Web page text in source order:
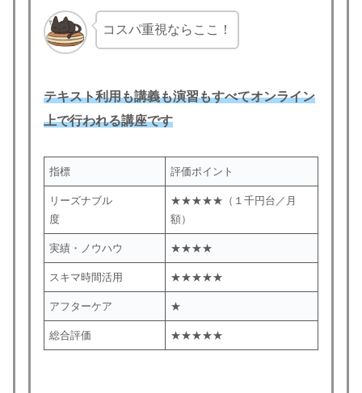
コスパ重視ならここ！
テキスト利用も講義も演習もすべてオンライン
上で行われる講座です
指標 評価ポイント
リーズナブル
度
★★★★★（１千円台／月
額）
実績・ノウハウ ★★★★
スキマ時間活用 ★★★★★
アフターケア ★
総合評価 ★★★★★